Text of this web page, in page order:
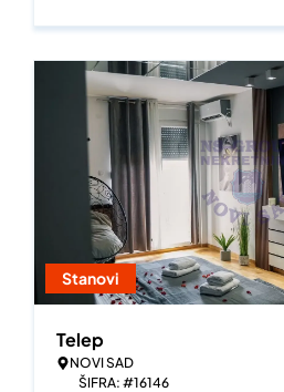
Stanovi
Telep
NOVI SAD
ŠIFRA: #16146